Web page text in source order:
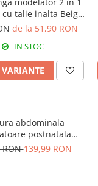
talie inalta Beige
Rose Girl
de la 51,90 RON
IN STOC
abdominala
postnatala
prindere velcro,
RON139,99 RON